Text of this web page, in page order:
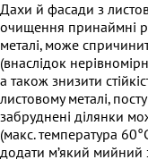
Дахи й фасади з
очищення принаймні
металі, може
(внаслідок
а також знизити
листовому металі,
забруднені ділянки
(макс. температура
додати м’який мийний